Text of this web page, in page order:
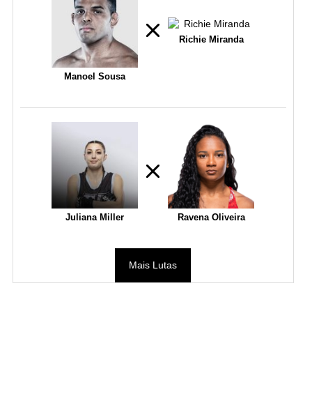
Manoel Sousa
Richie Miranda
Juliana Miller Ravena Oliveira
Mais Lutas